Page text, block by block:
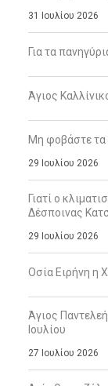
31 Ιουλίου 2026
Για τα
Άγιος
Μη φοβάστε τα
29 Ιουλίου 2026
Γιατί ο
Δέσποινας
29 Ιουλίου 2026
Οσία Ειρήνη η
Άγιος
Ιουλίου
27 Ιουλίου 2026